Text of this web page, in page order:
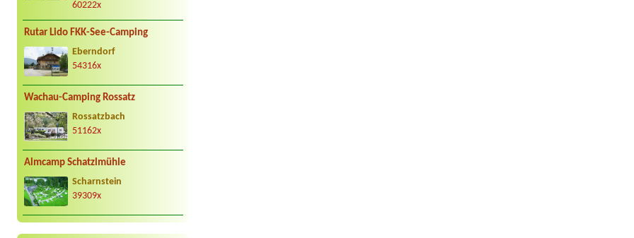
60222x
Rutar Lido FKK-See-Camping
Eberndorf
54316x
Wachau-Camping Rossatz
Rossatzbach
51162x
Almcamp Schatzlmühle
Scharnstein
39309x